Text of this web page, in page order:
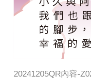
20241205QR內容-